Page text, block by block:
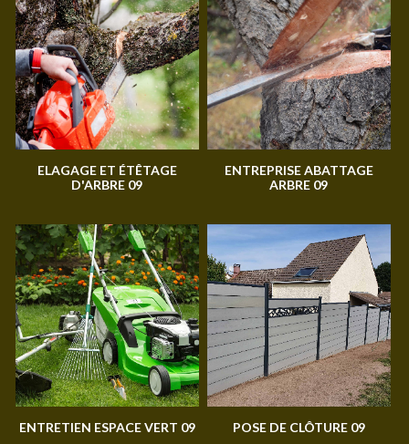
ELAGAGE ET ÉTÊTAGE
D'ARBRE 09
ENTREPRISE ABATTAGE
ARBRE 09
ENTRETIEN ESPACE VERT 09 POSE DE CLÔTURE 09